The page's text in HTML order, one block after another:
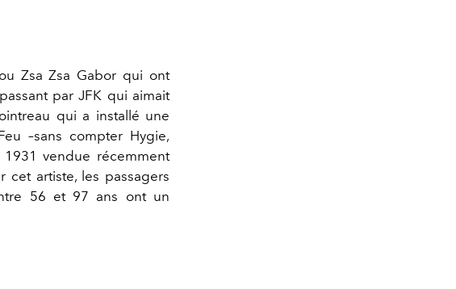
Zsa Zsa Gabor qui ont
par JFK qui aimait
qui a installé une
–sans compter Hygie,
vendue récemment
artiste, les passagers
56 et 97 ans ont un